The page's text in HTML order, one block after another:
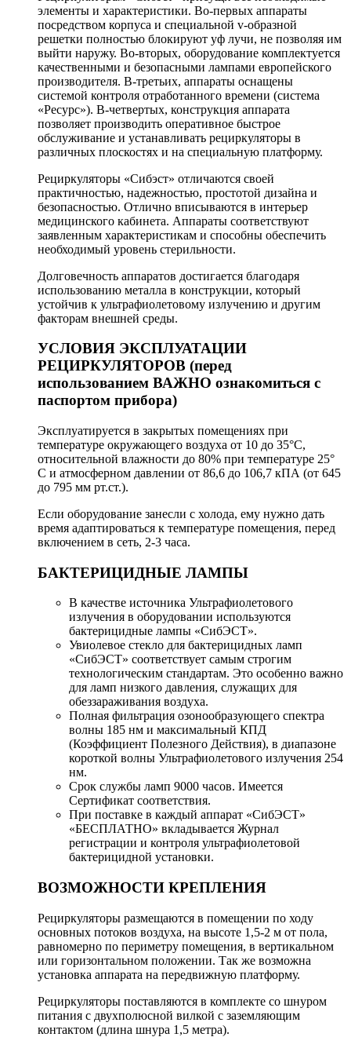
элементы и характеристики. Во-первых аппараты
посредством корпуса и специальной v-образной
решетки полностью блокируют уф лучи, не позволяя им
выйти наружу. Во-вторых, оборудование комплектуется
качественными и безопасными лампами европейского
производителя. В-третьих, аппараты оснащены
системой контроля отработанного времени (система
«Ресурс»). В-четвертых, конструкция аппарата
позволяет производить оперативное быстрое
обслуживание и устанавливать рециркуляторы в
различных плоскостях и на специальную платформу.
Рециркуляторы «Сибэст» отличаются своей
практичностью, надежностью, простотой дизайна и
безопасностью. Отлично вписываются в интерьер
медицинского кабинета. Аппараты соответствуют
заявленным характеристикам и способны обеспечить
необходимый уровень стерильности.
Долговечность аппаратов достигается благодаря
использованию металла в конструкции, который
устойчив к ультрафиолетовому излучению и другим
факторам внешней среды.
УСЛОВИЯ ЭКСПЛУАТАЦИИ
РЕЦИРКУЛЯТОРОВ (перед
использованием ВАЖНО ознакомиться с
паспортом прибора)
Эксплуатируется в закрытых помещениях при
температуре окружающего воздуха от 10 до 35°С,
относительной влажности до 80% при температуре 25°
С и атмосферном давлении от 86,6 до 106,7 кПА (от 645
до 795 мм рт.ст.).
Если оборудование занесли с холода, ему нужно дать
время адаптироваться к температуре помещения, перед
включением в сеть, 2-3 часа.
БАКТЕРИЦИДНЫЕ ЛАМПЫ
В качестве источника Ультрафиолетового
излучения в оборудовании используются
бактерицидные лампы «СибЭСТ».
Увиолевое стекло для бактерицидных ламп
«СибЭСТ» соответствует самым строгим
технологическим стандартам. Это особенно важно
для ламп низкого давления, служащих для
обеззараживания воздуха.
Полная фильтрация озонообразующего спектра
волны 185 нм и максимальный КПД
(Коэффициент Полезного Действия), в диапазоне
короткой волны Ультрафиолетового излучения 254
нм.
Срок службы ламп 9000 часов. Имеется
Сертификат соответствия.
При поставке в каждый аппарат «СибЭСТ»
«БЕСПЛАТНО» вкладывается Журнал
регистрации и контроля ультрафиолетовой
бактерицидной установки.
ВОЗМОЖНОСТИ КРЕПЛЕНИЯ
Рециркуляторы размещаются в помещении по ходу
основных потоков воздуха, на высоте 1,5-2 м от пола,
равномерно по периметру помещения, в вертикальном
или горизонтальном положении. Так же возможна
установка аппарата на передвижную платформу.
Рециркуляторы поставляются в комплекте со шнуром
питания с двухполюсной вилкой с заземляющим
контактом (длина шнура 1,5 метра).